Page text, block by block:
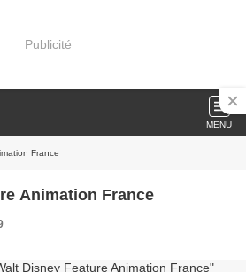
Publicité
MENU
France
Animation France